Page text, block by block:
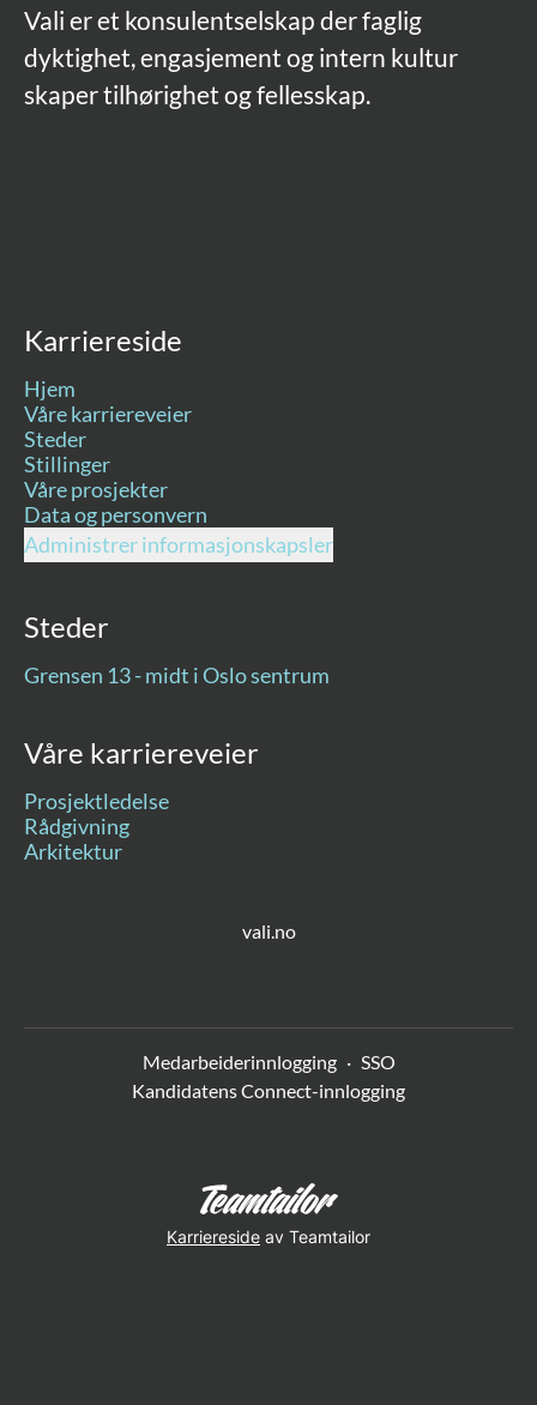
Vali er et konsulentselskap der faglig
dyktighet, engasjement og intern kultur
skaper tilhørighet og fellesskap.
Karriereside
Hjem
Våre karriereveier
Steder
Stillinger
Våre prosjekter
Data og personvern
Administrer informasjonskapsler
Steder
Grensen 13 - midt i Oslo sentrum
Våre karriereveier
Prosjektledelse
Rådgivning
Arkitektur
vali.no
Medarbeiderinnlogging · SSO
Kandidatens Connect-innlogging
Karriereside av Teamtailor